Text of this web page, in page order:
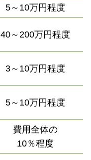
5～10万円程度
40～200万円程度
3～10万円程度
5～10万円程度
費用全体の
10％程度